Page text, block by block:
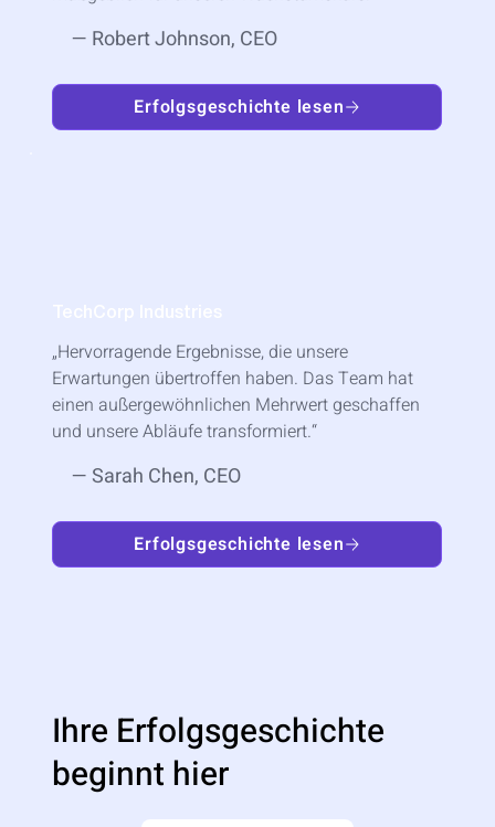
— Robert Johnson, CEO
Erfolgsgeschichte lesen
„Hervorragende Ergebnisse, die unsere
Erwartungen übertroffen haben. Das Team hat
einen außergewöhnlichen Mehrwert geschaffen
und unsere Abläufe transformiert.“
— Sarah Chen, CEO
Erfolgsgeschichte lesen
Ihre Erfolgsgeschichte
beginnt hier